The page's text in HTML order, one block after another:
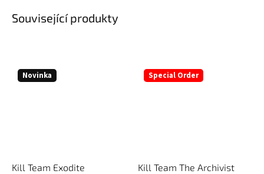
Související produkty
Novinka
Kill Team Exodite
Special Order
Kill Team The Archivist